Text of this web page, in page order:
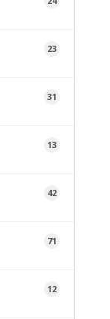
23
31
13
42
71
12